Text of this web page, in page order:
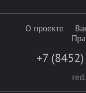
О проекте
+7